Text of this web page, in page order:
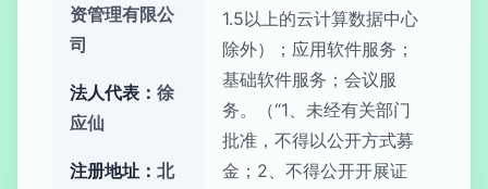
资管理有限公
司
法人代表： 徐
应仙
注册地址： 北
1.5以上的云计算数据中心
除外）；应用软件服务；
基础软件服务；会议服
务。（“1、未经有关部门
批准，不得以公开方式募
金；2、不得公开开展证